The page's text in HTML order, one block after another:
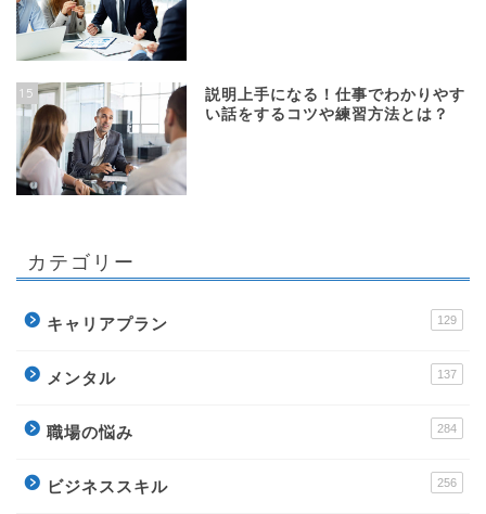
15
説明上手になる！仕事でわかりやす
い話をするコツや練習方法とは？
カテゴリー
キャリアプラン 129
メンタル 137
職場の悩み 284
ビジネススキル 256